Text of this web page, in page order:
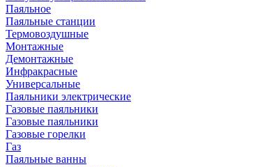
Паяльное
Паяльные станции
Термовоздушные
Монтажные
Демонтажные
Инфракрасные
Универсальные
Паяльники электрические
Газовые паяльники
Газовые паяльники
Газовые горелки
Газ
Паяльные ванны